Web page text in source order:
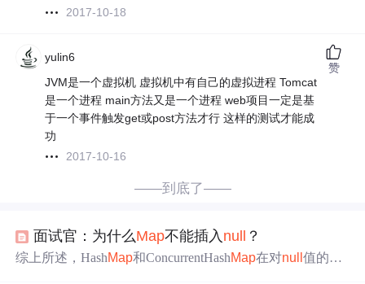
2017-10-18
yulin6
JVM是一个虚拟机 虚拟机中有自己的虚拟进程 Tomcat
是一个进程 main方法又是一个进程 web项目一定是基
于一个事件触发get或post方法才行 这样的测试才能成
功
2017-10-16
赞
——到底了——
面试官：为什么Map不能插入 null ？
综上所述，HashMap和ConcurrentHashMap在对null值的处